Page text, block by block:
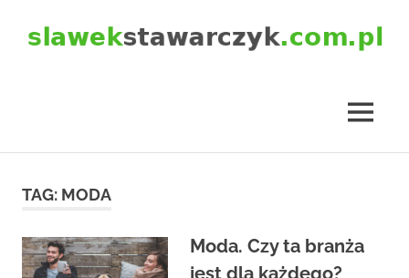
MENU
TAG: MODA
Moda. Czy ta branża
jest dla każdego?